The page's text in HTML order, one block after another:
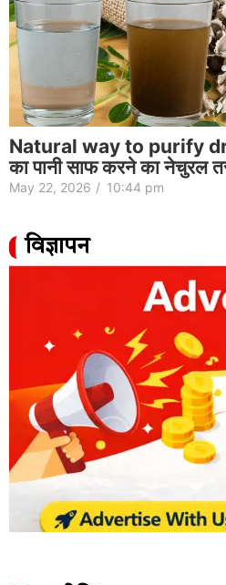
Natural way to purify
का पानी साफ करने का नेचुरल
May 22, 2026 / 10:44 pm
विज्ञापन